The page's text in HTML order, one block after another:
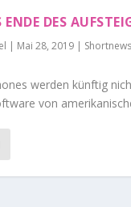
DES
| Mai 28, 2019 | Shortnews
werden künftig
von